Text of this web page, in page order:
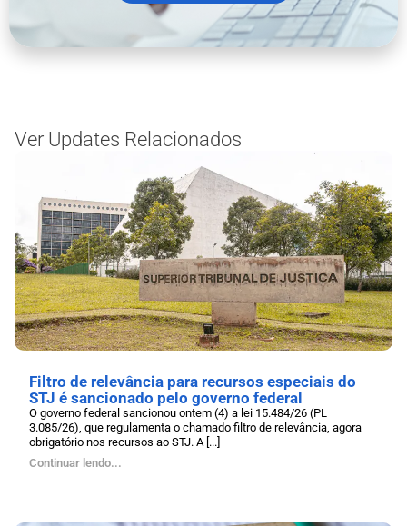
Ver Updates Relacionados
Filtro de relevância para recursos especiais do
STJ é sancionado pelo governo federal
O governo federal sancionou ontem (4) a lei 15.484/26 (PL
3.085/26), que regulamenta o chamado filtro de relevância, agora
obrigatório nos recursos ao STJ. A [...]
Continuar lendo...